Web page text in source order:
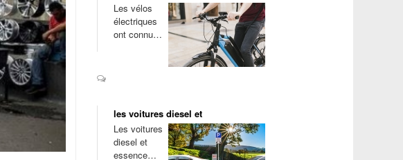
Les vélos
électriques
ont connu…
les voitures diesel et
Les voitures
diesel et
essence…